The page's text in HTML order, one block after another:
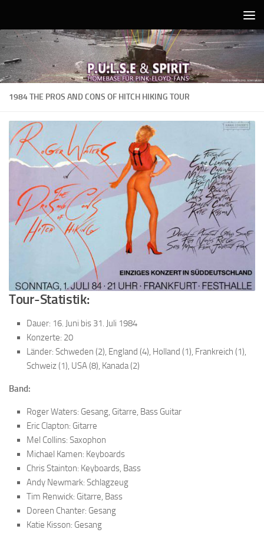
1984 THE PROS AND CONS OF HITCH HIKING TOUR
Tour-Statistik:
Dauer: 16. Juni bis 31. Juli 1984
Konzerte: 20
Länder: Schweden (2), England (4), Holland (1), Frankreich (1),
Schweiz (1), USA (8), Kanada (2)
Band:
Roger Waters: Gesang, Gitarre, Bass Guitar
Eric Clapton: Gitarre
Mel Collins: Saxophon
Michael Kamen: Keyboards
Chris Stainton: Keyboards, Bass
Andy Newmark: Schlagzeug
Tim Renwick: Gitarre, Bass
Doreen Chanter: Gesang
Katie Kisson: Gesang